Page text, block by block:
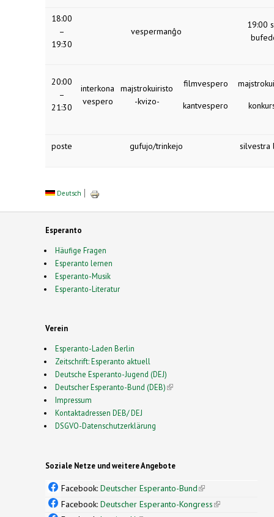
18:00
–
19:30
vespermanĝo
19:00
20:00
–
21:30
interkona
vespero
majstrokuiristo
-kvizo-
filmvespero
kantvespero
poste gufujo/trinkejo silvestra
Deutsch
Esperanto
Häufige Fragen
Esperanto lernen
Esperanto-Musik
Esperanto-Literatur
Verein
Esperanto-Laden Berlin
Zeitschrift: Esperanto aktuell
Deutsche Esperanto-Jugend (DEJ)
Deutscher Esperanto-Bund (DEB)(link is external)
Impressum
Kontaktadressen DEB/ DEJ
DSGVO-Datenschutzerklärung
Soziale Netze und weitere Angebote
Facebook: Deutscher Esperanto-Bund(link is
external)
Facebook: Deutscher Esperanto-Kongress(link is